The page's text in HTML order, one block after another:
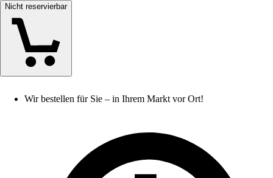
Nicht reservierbar
Wir bestellen für Sie – in Ihrem Markt vor Ort!